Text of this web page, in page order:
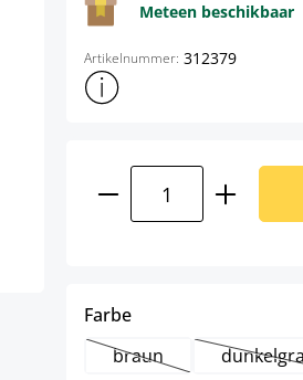
Meteen beschikbaar
Artikelnummer: 312379
Toon meer productinformatie
Farbeselect
braun(Deze optie is